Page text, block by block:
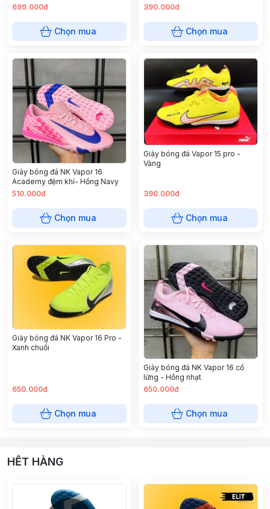
699.000đ
Chọn mua
390.000đ
Chọn mua
Giày bóng đá NK Vapor 16
Academy đệm khí- Hồng Navy
510.000đ
Chọn mua
Giày bóng đá Vapor 15 pro -
Vàng
390.000đ
Chọn mua
Giày bóng đá NK Vapor 16 Pro -
Xanh chuối
650.000đ
Chọn mua
Giày bóng đá NK Vapor 16 cổ
lửng - Hồng nhạt
650.000đ
Chọn mua
HẾT HÀNG